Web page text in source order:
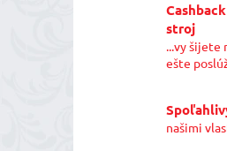
stroj
...vy šijete
ešte
našimi